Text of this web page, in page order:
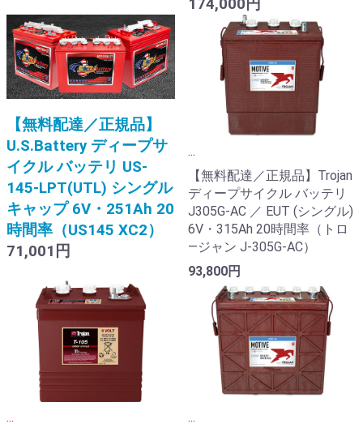
174,000円
【無料配達／正規品】
U.S.Battery ディープサ
イクル バッテリ US-
145-LPT(UTL) シングル
キャップ 6V・251Ah 20
時間率（US145 XC2）
71,001円
...
【無料配達／正規品】Trojan
ディープサイクル バッテリ
J305G-AC ／ EUT (シングル)
6V・315Ah 20時間率（トロ
―ジャン J-305G-AC）
93,800円
... ...